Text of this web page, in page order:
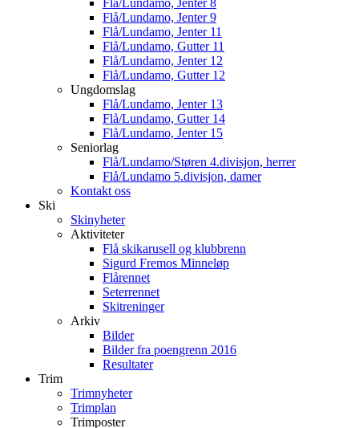
Flå/Lundamo, Jenter 8
Flå/Lundamo, Jenter 9
Flå/Lundamo, Jenter 11
Flå/Lundamo, Gutter 11
Flå/Lundamo, Jenter 12
Flå/Lundamo, Gutter 12
Ungdomslag
Flå/Lundamo, Jenter 13
Flå/Lundamo, Gutter 14
Flå/Lundamo, Jenter 15
Seniorlag
Flå/Lundamo/Støren 4.divisjon, herrer
Flå/Lundamo 5.divisjon, damer
Kontakt oss
Ski
Skinyheter
Aktiviteter
Flå skikarusell og klubbrenn
Sigurd Fremos Minneløp
Flårennet
Seterrennet
Skitreninger
Arkiv
Bilder
Bilder fra poengrenn 2016
Resultater
Trim
Trimnyheter
Trimplan
Trimposter